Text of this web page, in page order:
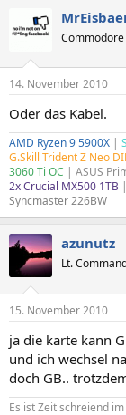
Commodore
14. November 2010
Oder das Kabel.
AMD Ryzen 9 5900X |
G.Skill Trident Z Neo
3060 Ti OC | ASUS
2x Crucial MX500 1TB |
Syncmaster 226BW
azunutz
Lt.
15. November 2010
ja die karte kann
und ich wechsel
doch GB..
Es ist Zeit schreiend